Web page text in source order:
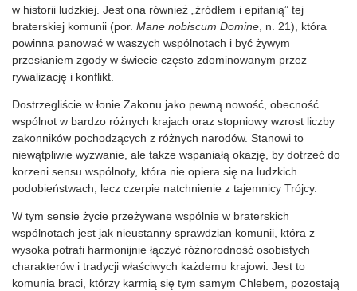
w historii ludzkiej. Jest ona również „źródłem i epifanią” tej
braterskiej komunii (por. Mane nobiscum Domine , n. 21), która
powinna panować w waszych wspólnotach i być żywym
przesłaniem zgody w świecie często zdominowanym przez
rywalizację i konflikt.
Dostrzegliście w łonie Zakonu jako pewną nowość, obecność
wspólnot w bardzo różnych krajach oraz stopniowy wzrost liczby
zakonników pochodzących z różnych narodów. Stanowi to
niewątpliwie wyzwanie, ale także wspaniałą okazję, by dotrzeć do
korzeni sensu wspólnoty, która nie opiera się na ludzkich
podobieństwach, lecz czerpie natchnienie z tajemnicy Trójcy.
W tym sensie życie przeżywane wspólnie w braterskich
wspólnotach jest jak nieustanny sprawdzian komunii, która z
wysoka potrafi harmonijnie łączyć różnorodność osobistych
charakterów i tradycji właściwych każdemu krajowi. Jest to
komunia braci, którzy karmią się tym samym Chlebem, pozostają